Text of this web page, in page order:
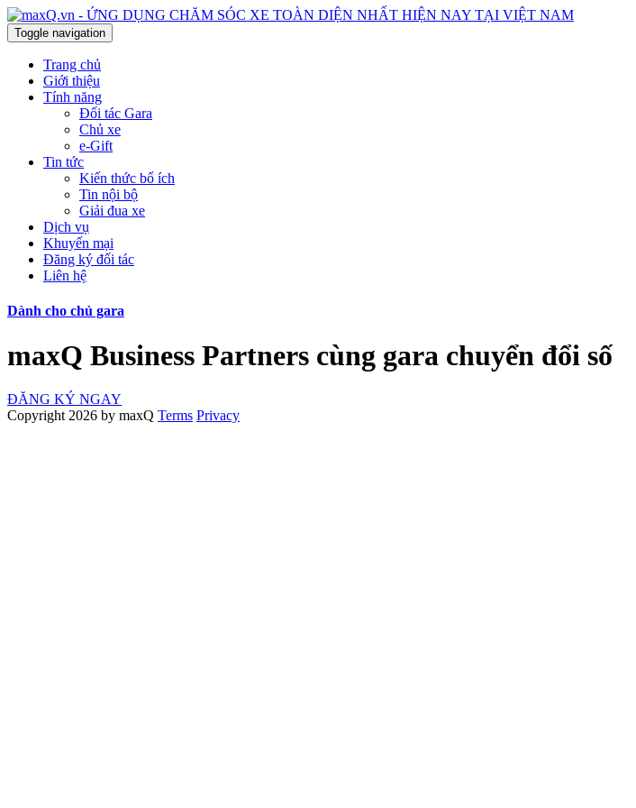
Toggle navigation
Trang chủ
Giới thiệu
Tính năng
Đối tác Gara
Chủ xe
e-Gift
Tin tức
Kiến thức bổ ích
Tin nội bộ
Giải đua xe
Dịch vụ
Khuyến mại
Đăng ký đối tác
Liên hệ
Dành cho chủ gara
maxQ Business Partners cùng gara chuyển đổi số
ĐĂNG KÝ NGAY
Copyright 2026 by maxQ Terms Privacy